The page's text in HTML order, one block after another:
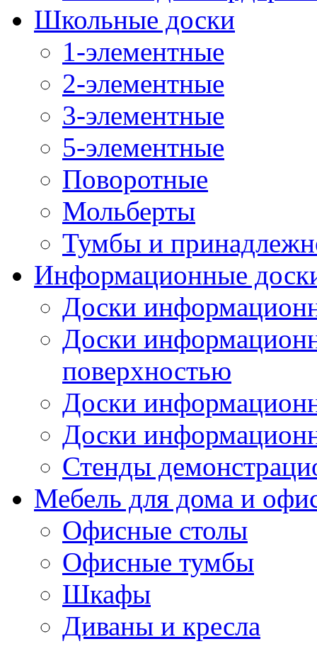
Школьные доски
1-элементные
2-элементные
3-элементные
5-элементные
Поворотные
Мольберты
Тумбы и
Информационные
Доски
Доски
поверхностью
Доски
Доски
Стенды
Мебель для дома и
Офисные столы
Офисные тумбы
Шкафы
Диваны и кресла